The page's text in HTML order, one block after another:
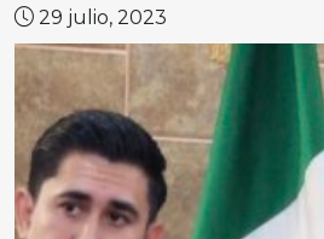
29 julio, 2023